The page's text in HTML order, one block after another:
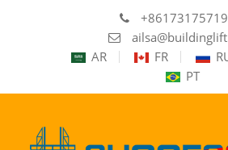
AR
FR
PT